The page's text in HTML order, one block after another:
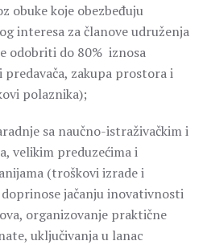
obuke koje obezbeđuju
interesa za članove udruženja
odobriti do 80% iznosa
zakupa prostora i
polaznika);
sa naučno-istraživačkim i
velikim preduzećima i
(troškovi izrade i
jačanju inovativnosti
organizovanje praktične
uključivanja u lanac